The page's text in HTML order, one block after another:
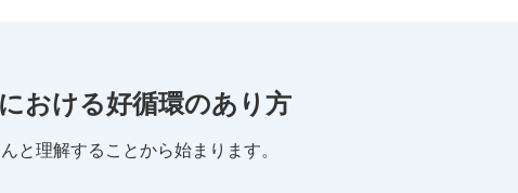
おける好循環のあり方
と理解することから始まります。